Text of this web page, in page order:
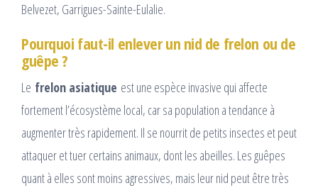
Belvezet, Garrigues-Sainte-Eulalie.
Pourquoi faut-il enlever un nid de frelon ou de
guêpe ?
Le frelon asiatique est une espèce invasive qui affecte
fortement l’écosystème local, car sa population a tendance à
augmenter très rapidement. Il se nourrit de petits insectes et peut
attaquer et tuer certains animaux, dont les abeilles. Les guêpes
quant à elles sont moins agressives, mais leur nid peut être très